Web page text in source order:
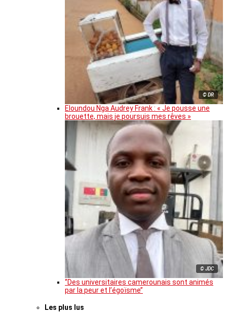
© DR
Eloundou Nga Audrey Frank : « Je pousse une
brouette, mais je poursuis mes rêves »
© JDC
‘’Des universitaires camerounais sont animés
par la peur et l’égoïsme’’
Les plus lus